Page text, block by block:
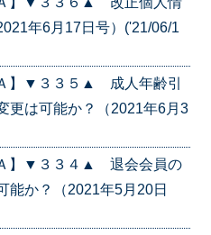
年6月17日号）('21/06/1
Ａ】▼３３５▲ 成人年齢引
更は可能か？（2021年6月3
Ａ】▼３３４▲ 退会会員の
能か？（2021年5月20日